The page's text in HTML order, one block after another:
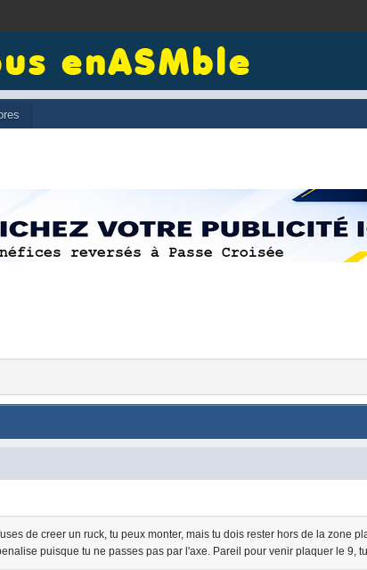
de creer un ruck, tu peux monter, mais tu dois rester hors de la zone
puisque tu ne passes pas par l'axe. Pareil pour venir plaquer le 9,